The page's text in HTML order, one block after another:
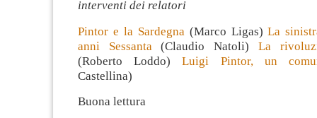
interventi dei relatori
Pintor e la Sardegna(Marco Ligas)La
anni Sessanta(Claudio Natoli) La
(Roberto Loddo)Luigi Pintor, un
Castellina)
Buona lettura